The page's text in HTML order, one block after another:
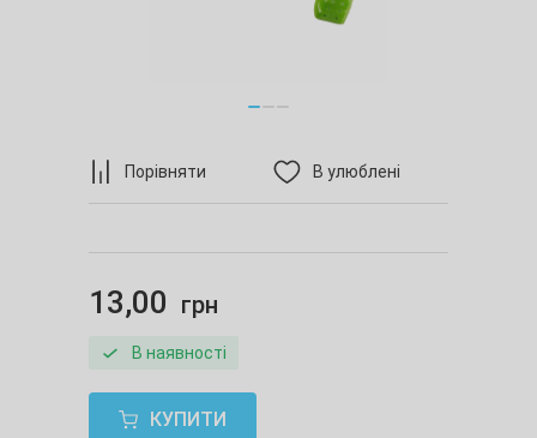
Порівняти В улюблені
13,00 грн
В наявності
КУПИТИ